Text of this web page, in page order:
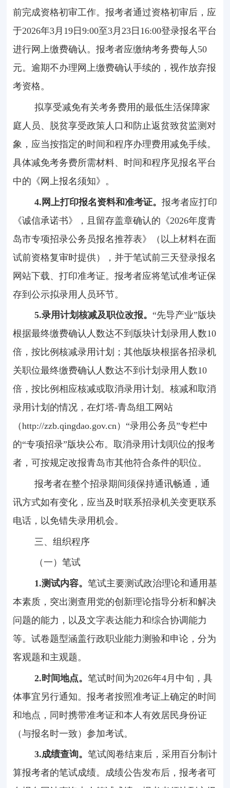
前完成资格初审工作。报考者通过资格初审后，应
于2026年3月 19日 9:00至3月 23日 16:00登录报名平台
进行网上缴费确认。报考者应缴纳考务费每人 50
元。逾期不办理网上缴费确认手续的，视作放弃报
考资格。
拟享受减免有关考务费用的最低生活保障家
庭人员、脱贫享受政策人口和防止返贫致贫监测对
象，应当按指定的时间和程序办理费用减免手续。
具体减免考务费所需材料、时间和程序见报名平台
中的《网上报名须知》。
4. 网上打印报名资料和准考证。报考者应打印
《诚信承诺书》，且留存盖章确认的《2026年度青
岛市专项招录公务员报名推荐表》（以上材料在面
试前资格复审时提供），并于笔试前三天登录报名
网站下载、打印准考证。报考者应将笔试准考证保
存到公示拟录用人员环节。
5.录用计划核减及职位改报。 “先导产业”版块
根据最终缴费确认人数达不到版块计划录用人数10
倍，按比例核减录用计划；其他版块根据各招录机
关职位最终缴费确认人数达不到计划录用人数10
倍，按比例相应核减或取消录用计划。核减和取消
录用计划的情况，在灯塔-青岛组工网站
（http://zzb.qingdao.gov.cn）“录用公务员”专栏中
的“专项招录”版块公布。取消录用计划职位的报考
者，可按规定改报青岛市其他符合条件的职位。
报考者在整个招录期间须保持通讯畅通，通
讯方式如有变化，应当及时联系招录机关变更联系
电话，以免错失录用机会。
三、组织程序
（一）笔试
1.测试内容。笔试主要测试政治理论和通用基
本素质，突出测查用党的创新理论指导分析和解决
问题的能力，以及文字表达能力和综合协调能力
等。试卷题型涵盖行政职业能力测验和申论，分为
客观题和主观题。
2. 时间地点。笔试时间为2026年4月中旬，具
体事宜另行通知。报考者按照准考证上确定的时间
和地点，同时携带准考证和本人有效居民身份证
（与报名时一致）参加考试。
3.成绩查询。笔试阅卷结束后，采用百分制计
算报考者的笔试成绩。成绩公告发布后，报考者可